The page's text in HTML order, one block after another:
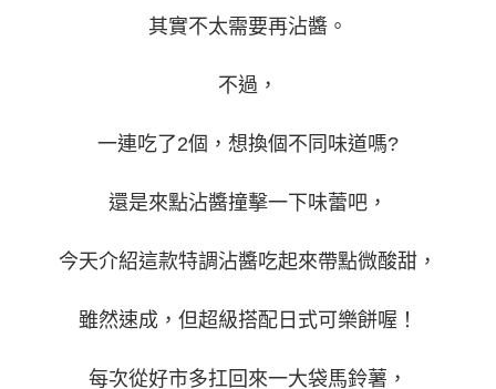
其實不太需要再沾醬。
不過，
一連吃了2個，想換個不同味道嗎?
還是來點沾醬撞擊一下味蕾吧，
今天介紹這款特調沾醬吃起來帶點微酸甜，
雖然速成，但超級搭配日式可樂餅喔！
每次從好市多扛回來一大袋馬鈴薯，